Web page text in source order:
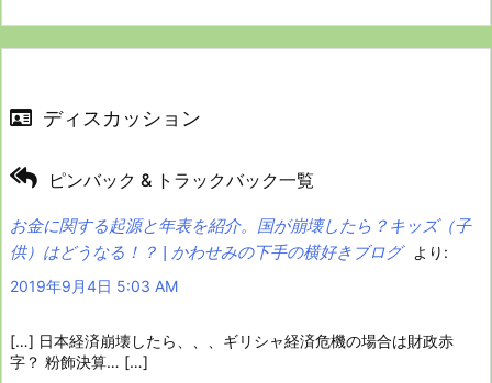
ディスカッション
ピンバック & トラックバック一覧
お金に関する起源と年表を紹介。国が崩壊したら？キッズ（子
供）はどうなる！？ | かわせみの下手の横好きブログ
より:
2019年9月4日 5:03 AM
[…] 日本経済崩壊したら、、、ギリシャ経済危機の場合は財政赤
字？ 粉飾決算… […]